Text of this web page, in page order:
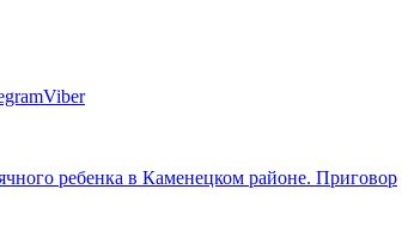
Viber
ребенка в Каменецком районе. Приговор